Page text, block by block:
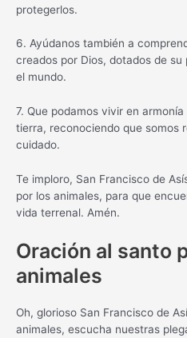
protegerlos.
6. Ayúdanos también a
creados por Dios, dotados de
el mundo.
7. Que podamos vivir en
tierra, reconociendo que somos
cuidado.
Te imploro, San Francisco de
por los animales, para que
vida terrenal. Amén.
Oración al santo
animales
Oh, glorioso San Francisco de
animales, escucha nuestras